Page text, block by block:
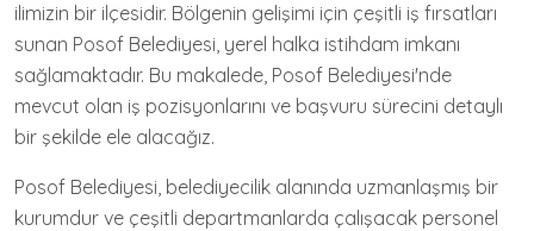
ilimizin bir ilçesidir. Bölgenin gelişimi için çeşitli iş fırsatları
sunan Posof Belediyesi, yerel halka istihdam imkanı
sağlamaktadır. Bu makalede, Posof Belediyesi'nde
mevcut olan iş pozisyonlarını ve başvuru sürecini detaylı
bir şekilde ele alacağız.
Posof Belediyesi, belediyecilik alanında uzmanlaşmış bir
kurumdur ve çeşitli departmanlarda çalışacak personel